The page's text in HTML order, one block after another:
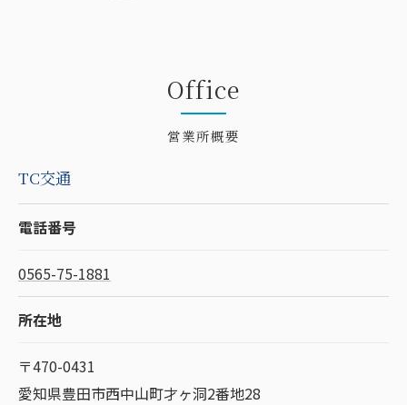
Office
営業所概要
TC交通
電話番号
0565-75-1881
所在地
〒470-0431
愛知県豊田市西中山町才ヶ洞2番地28